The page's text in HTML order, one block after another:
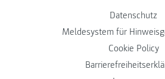
Datenschutz
Meldesystem für
Cookie Policy